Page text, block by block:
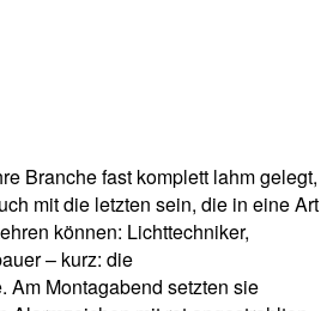
Branche fast komplett lahm gelegt,
mit die letzten sein, die in eine Art
können: Lichttechniker,
– kurz: die
Am Montagabend setzten sie